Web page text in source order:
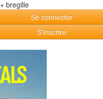
Se connecter
S'inscrire